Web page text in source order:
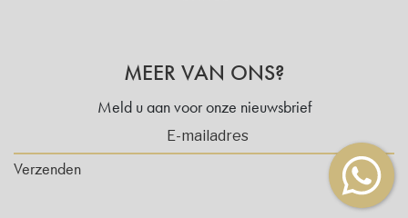
MEER VAN ONS?
Meld u aan voor onze nieuwsbrief